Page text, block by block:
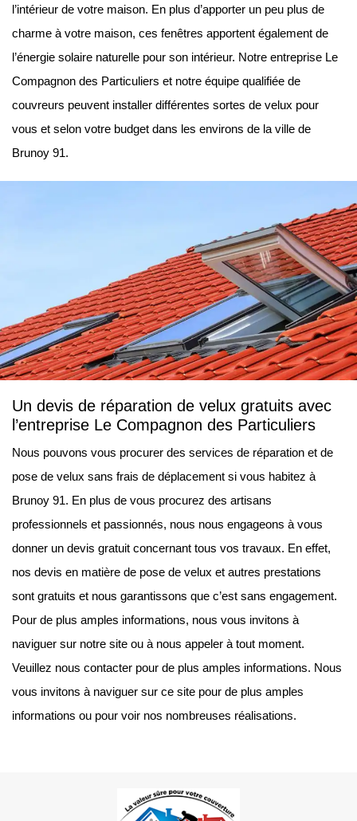
l’intérieur de votre maison. En plus d’apporter un peu plus de
charme à votre maison, ces fenêtres apportent également de
l’énergie solaire naturelle pour son intérieur. Notre entreprise Le
Compagnon des Particuliers et notre équipe qualifiée de
couvreurs peuvent installer différentes sortes de velux pour
vous et selon votre budget dans les environs de la ville de
Brunoy 91.
Un devis de réparation de velux gratuits avec
l’entreprise Le Compagnon des Particuliers
Nous pouvons vous procurer des services de réparation et de
pose de velux sans frais de déplacement si vous habitez à
Brunoy 91. En plus de vous procurez des artisans
professionnels et passionnés, nous nous engageons à vous
donner un devis gratuit concernant tous vos travaux. En effet,
nos devis en matière de pose de velux et autres prestations
sont gratuits et nous garantissons que c’est sans engagement.
Pour de plus amples informations, nous vous invitons à
naviguer sur notre site ou à nous appeler à tout moment.
Veuillez nous contacter pour de plus amples informations. Nous
vous invitons à naviguer sur ce site pour de plus amples
informations ou pour voir nos nombreuses réalisations.